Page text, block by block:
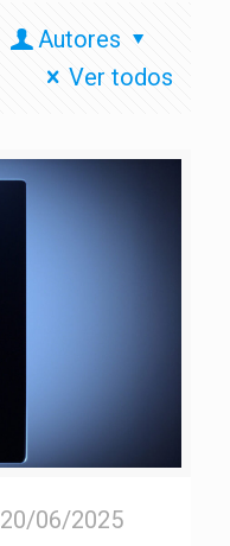
Autores
Ver todos
20/06/2025